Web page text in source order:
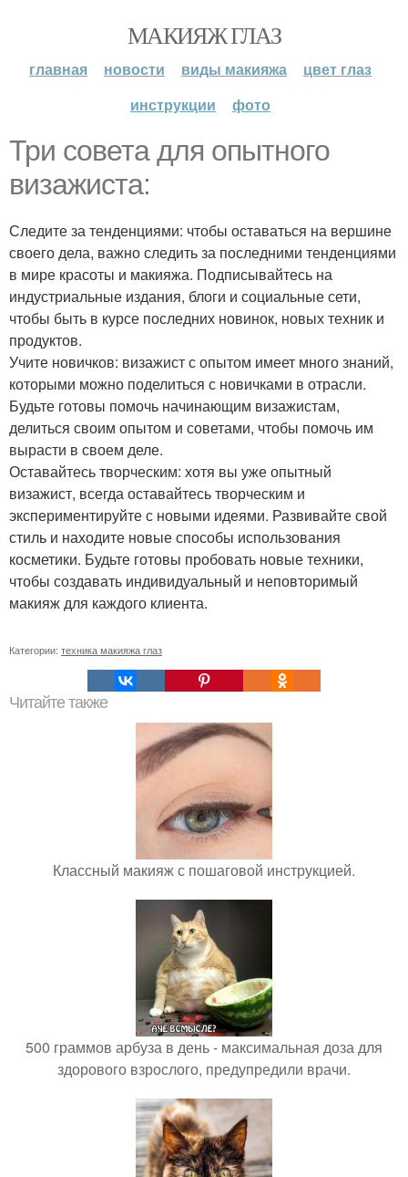
МАКИЯЖ ГЛАЗ
главная новости виды макияжа
цвет глаз
инструкции
фото
Три совета для опытного
визажиста:
Следите за тенденциями: чтобы оставаться на вершине
своего дела, важно следить за последними тенденциями
в мире красоты и макияжа. Подписывайтесь на
индустриальные издания, блоги и социальные сети,
чтобы быть в курсе последних новинок, новых техник и
продуктов.
Учите новичков: визажист с опытом имеет много знаний,
которыми можно поделиться с новичками в отрасли.
Будьте готовы помочь начинающим визажистам,
делиться своим опытом и советами, чтобы помочь им
вырасти в своем деле.
Оставайтесь творческим: хотя вы уже опытный
визажист, всегда оставайтесь творческим и
экспериментируйте с новыми идеями. Развивайте свой
стиль и находите новые способы использования
косметики. Будьте готовы пробовать новые техники,
чтобы создавать индивидуальный и неповторимый
макияж для каждого клиента.
Категории: техника макияжа глаз
Читайте также
Классный макияж с пошаговой инструкцией.
500 граммов арбуза в день - максимальная доза для
здорового взрослого, предупредили врачи.